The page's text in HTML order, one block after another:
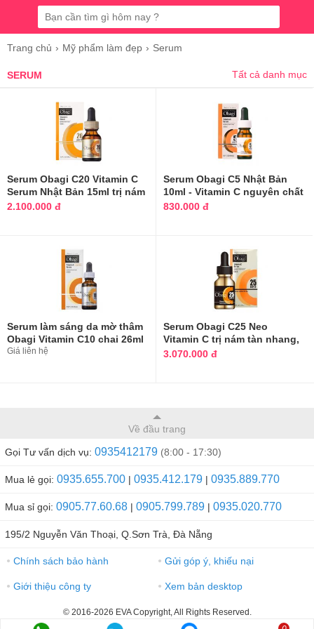
Trang chủ Mỹ phẩm làm đẹp Serum
SERUM Tất cả danh mục
Serum Obagi C20 Vitamin C
Serum Nhật Bản 15ml trị nám
2.100.000 đ
Serum Obagi C5 Nhật Bản
10ml - Vitamin C nguyên chất
830.000 đ
Serum làm sáng da mờ thâm
Obagi Vitamin C10 chai 26ml
Nhật
Giá liên hệ
Serum Obagi C25 Neo
Vitamin C trị nám tàn nhang,
xóa nhăn
3.070.000 đ
Về đầu trang
Gọi Tư vấn dịch vụ: 0935412179 (8:00 - 17:30)
Mua lẻ gọi: 0935.655.700 | 0935.412.179 | 0935.889.770
Mua sỉ gọi: 0905.77.60.68 | 0905.799.789 | 0935.020.770
195/2 Nguyễn Văn Thoại, Q.Sơn Trà, Đà Nẵng
● Chính sách bảo hành ● Gửi góp ý, khiếu nại
● Giới thiệu công ty ● Xem bản desktop
© 2016-2026 EVA Copyright, All Rights Reserved.